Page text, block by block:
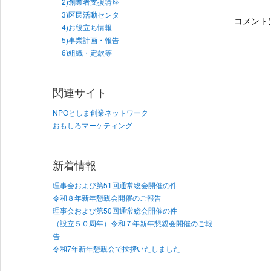
3)区民活動センタ
4)お役立ち情報
5)事業計画・報告
6)組織・定款等
関連サイト
NPOとしま創業ネットワーク
おもしろマーケティング
新着情報
理事会および第51回通常総会開催の件
令和８年新年懇親会開催のご報告
理事会および第50回通常総会開催の件
（設立５０周年）令和７年新年懇親会開催のご報
告
令和7年新年懇親会で挨拶いたしました
コメント